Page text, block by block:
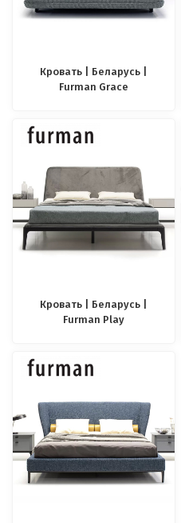
Кровать | Беларусь |
Furman Grace
Кровать | Беларусь |
Furman Play